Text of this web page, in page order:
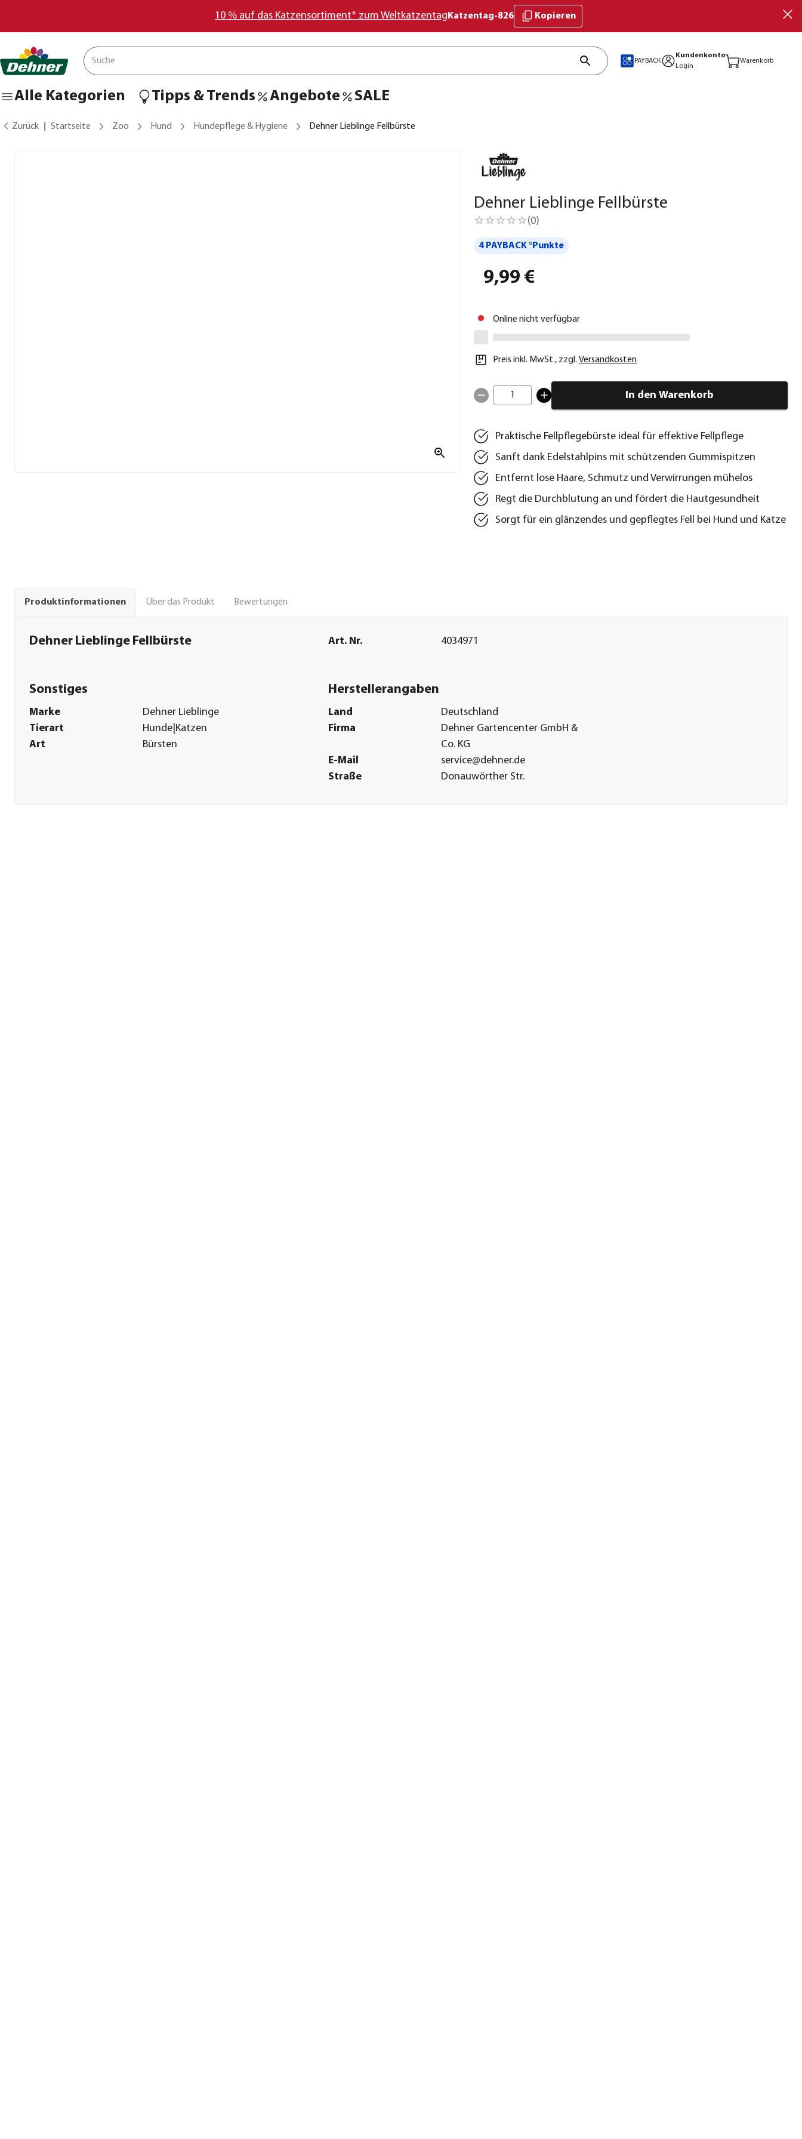
10 % auf das Katzensortiment* zum Weltkatzentag Katzentag-826 Kopieren
PAYBACK
Kundenkonto
Login
Warenkorb
Alle Kategorien Tipps & Trends Angebote SALE
Zurück Startseite Zoo Hund Hundepflege & Hygiene Dehner Lieblinge Fellbürste
Dehner Lieblinge Fellbürste
(0)
4 PAYBACK °Punkte
9,99 €
Online nicht verfügbar
Preis inkl. MwSt., zzgl. Versandkosten
1 In den Warenkorb
Praktische Fellpflegebürste ideal für effektive Fellpflege
Sanft dank Edelstahlpins mit schützenden Gummispitzen
Entfernt lose Haare, Schmutz und Verwirrungen mühelos
Regt die Durchblutung an und fördert die Hautgesundheit
Sorgt für ein glänzendes und gepflegtes Fell bei Hund und Katze
Produktinformationen Über das Produkt Bewertungen
Dehner Lieblinge Fellbürste Art. Nr. 4034971
Sonstiges
Marke
Dehner Lieblinge
Tierart
Hunde|Katzen
Art
Bürsten
Herstellerangaben
Land
Deutschland
Firma
Dehner Gartencenter GmbH &
Co. KG
E-Mail
service@dehner.de
Straße
Donauwörther Str.